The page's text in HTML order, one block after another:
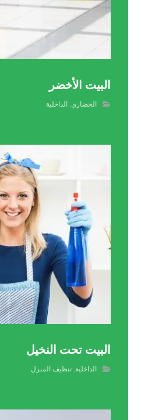
البيت الأخضر
الحضاري, الداخلية
البيت تحت النخيل
الداخلية ,تنظيف المنزل